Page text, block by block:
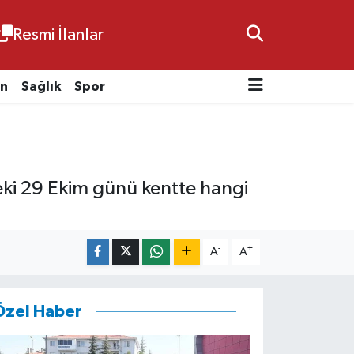
Resmi İlanlar
Sağlık Spor
29 Ekim günü kentte hangi
A- A+
Haber